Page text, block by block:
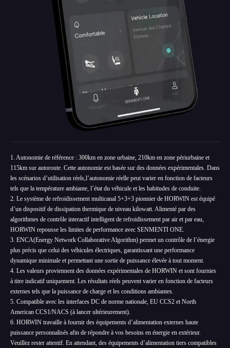
1. Autonomie de référence : 300km en zone urbaine, 210km en zone périurbaine et
115km sur autoroute. Cette autonomie est basée sur des données expérimentales. Dans
les scénarios d’utilisation réels,l’autonomie réelle peut varier en fonction de facteurs
tels que la température ambiante, l’état du véhicule et les habitudes de conduite.
2. Le système de refroidissement multicanal 5+3+3 pionnier de HORWIN est équipé
d’un dispositif de dissipation thermique de niveau kilowatt. Alimenté par des
algorithmes de contrôle interactif intelligent de refroidissement par air et par eau,
HORWIN repousse les limites de performance avec SENMENTI ONE.
3. ENCA(Energy Network Collaborative Algorithm) permet un contrôle de l’énergie
plus précis que celui des véhicules électriques, garantissant une performance
dynamique minimale et permettant une sortie de puissance élevée à tout moment.
4. Les valeurs proviennent des données expérimentales de HORWIN et sont fournies
à titre indicatif uniquement. Les résultats réels peuvent varier en fonction de facteurs
externes tels que la puissance de charge et les conditions ambiantes.
5. Compatible avec les interfaces DC de norme nationale, EU CCS2 et North
American CCS1/NACS (à lancer ultérieurement).
6. HORWIN travaille à fournir des équipements d’alimentation externes haute
puissance personnalisés afin de répondre à vos besoins en énergie en extérieur.
Veuillez rester attentif. En attendant, des équipements d’alimentation tiers compatibles